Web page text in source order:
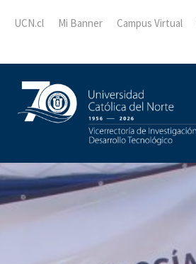
UCN.cl Mi Banner Campus Virtual